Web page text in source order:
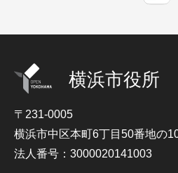
横浜市役所
〒231-0005
横浜市中区本町6丁目50番地の
法人番号：3000020141003